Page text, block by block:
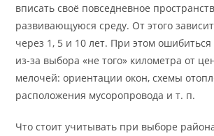
вписать своё повседневное
развивающуюся среду. От этого
через 1, 5 и 10 лет. При этом
из-за выбора «не того» километра от
мелочей: ориентации окон, схемы
расположения мусоропровода и т. п.
Что стоит учитывать при выборе